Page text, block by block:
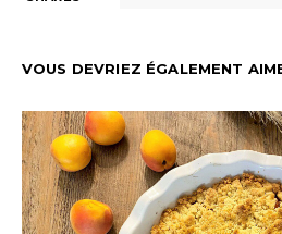
VOUS DEVRIEZ ÉGALEMENT